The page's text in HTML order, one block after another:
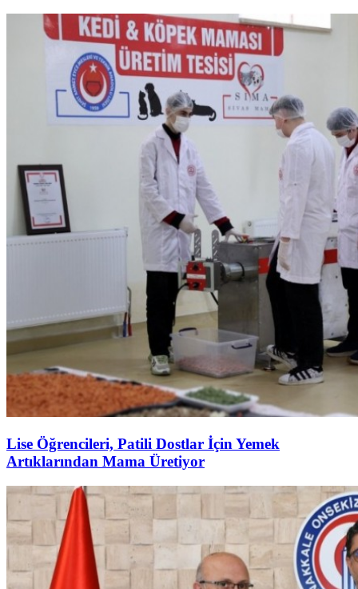
Lise Öğrencileri, Patili Dostlar İçin Yemek
Artıklarından Mama Üretiyor